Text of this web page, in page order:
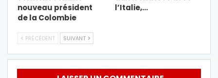
nouveau président
de la Colombie
l’Italie,…
PRÉCÉDENT SUIVANT